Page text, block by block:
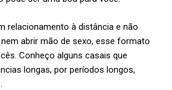
relacionamento à distância e não
abrir mão de sexo, esse formato
Conheço alguns casais que
longas, por períodos longos,